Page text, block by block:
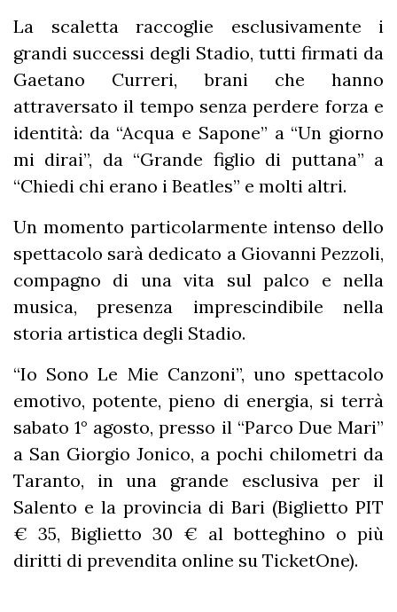
La scaletta raccoglie esclusivamente i
grandi successi degli Stadio, tutti firmati da
Gaetano Curreri, brani che hanno
attraversato il tempo senza perdere forza e
identità: da “Acqua e Sapone” a “Un giorno
mi dirai”, da “Grande figlio di puttana” a
“Chiedi chi erano i Beatles” e molti altri.
Un momento particolarmente intenso dello
spettacolo sarà dedicato a Giovanni Pezzoli,
compagno di una vita sul palco e nella
musica, presenza imprescindibile nella
storia artistica degli Stadio.
“Io Sono Le Mie Canzoni”, uno spettacolo
emotivo, potente, pieno di energia, si terrà
sabato 1° agosto, presso il “Parco Due Mari”
a San Giorgio Jonico, a pochi chilometri da
Taranto, in una grande esclusiva per il
Salento e la provincia di Bari (Biglietto PIT
€ 35, Biglietto 30 € al botteghino o più
diritti di prevendita online su TicketOne).